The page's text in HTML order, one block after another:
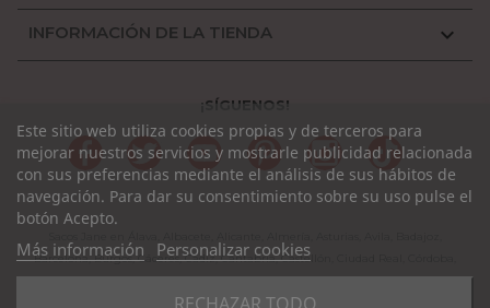
INFORMACIÓN DE LA TIENDA 
¡SÍGUENOS!
FacebookTwitter YouTubePinterestInstagramTikTok
Este sitio web utiliza cookies propias y de terceros para
mejorar nuestros servicios y mostrarle publicidad relacionada
con sus preferencias mediante el análisis de sus hábitos de
navegación. Para dar su consentimiento sobre su uso pulse el
botón Acepto.
Más información Personalizar cookies
Barcelona, Burgos, Cáceres, Cádiz, Cantabria, Castellón, Ciudad Real, Córdoba,
La Coruña, La Rioja, Cuenca, Girona, Granada, Guadalajara, Guipuzcoa,
Huelva, Huesca, Jaen, León, Lleida, Lugo, Madrid, Málaga, Murcia, Navarra,